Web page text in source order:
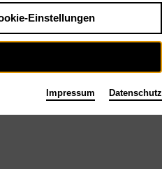
beginnt die
Einstellungen
Impressum Datenschutz